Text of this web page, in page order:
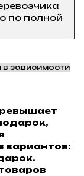
по полной
зависимости
вариантов: